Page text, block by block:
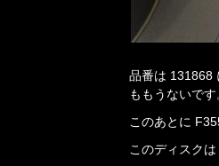
品番は 131868
ももうないです
このあとに
このディスク